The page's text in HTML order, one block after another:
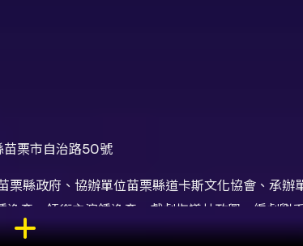
苗栗市自治路50號
政府、協辦單位苗栗縣道卡斯文化協會、承辦
彥、領銜主演鍾逸彥、戲劇指導林政興、編劇劉
師陳建霖、樂師張元昆、樂師陳紘翊、樂師汪倫